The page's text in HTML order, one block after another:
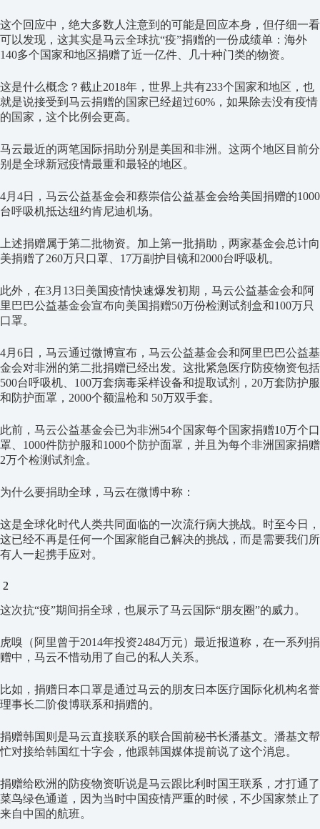
这个回应中，绝大多数人注意到的可能是回应本身，但仔细一看
可以发现，这其实是马云全球抗“疫”捐赠的一份成绩单：海外
140多个国家和地区捐赠了近一亿件、几十种门类的物资。
这是什么概念？截止2018年，世界上共有233个国家和地区，也
就是说接受到马云捐赠的国家已经超过60%，如果除去没有疫情
的国家，这个比例会更高。
马云最近的两笔国际捐助分别是美国和非洲。这两个地区目前分
别是全球新冠疫情最重和最轻的地区。
4月4日，马云公益基金会和蔡崇信公益基金会给美国捐赠的1000
台呼吸机抵达纽约肯尼迪机场。
上述捐赠属于第二批物资。加上第一批捐助，两家基金会总计向
美捐赠了260万只口罩、17万副护目镜和2000台呼吸机。
此外，在3月13日美国疫情快速爆发初期，马云公益基金会和阿
里巴巴公益基金会宣布向美国捐赠50万份检测试剂盒和100万只
口罩。
4月6日，马云通过微博宣布，马云公益基金会和阿里巴巴公益基
金会对非洲的第二批捐赠已经出发。这批紧急医疗防疫物资包括
500台呼吸机、100万套病毒采样设备和提取试剂，20万套防护服
和防护面罩，2000个额温枪和 50万双手套。
此前，马云公益基金会已为非洲54个国家每个国家捐赠10万个口
罩、1000件防护服和1000个防护面罩，并且为每个非洲国家捐赠
2万个检测试剂盒。
为什么要捐助全球，马云在微博中称：
这是全球化时代人类共同面临的一次流行病大挑战。时至今日，
这已经不再是任何一个国家能自己解决的挑战，而是需要我们所
有人一起携手应对。
2
这次抗“疫”期间捐全球，也展示了马云国际“朋友圈”的威力。
虎嗅（阿里曾于2014年投资2484万元）最近报道称，在一系列捐
赠中，马云不惜动用了自己的私人关系。
比如，捐赠日本口罩是通过马云的朋友日本医疗国际化机构名誉
理事长二阶俊博联系和捐赠的。
捐赠韩国则是马云直接联系的联合国前秘书长潘基文。潘基文帮
忙对接给韩国红十字会，他跟韩国媒体提前说了这个消息。
捐赠给欧洲的防疫物资听说是马云跟比利时国王联系，才打通了
菜鸟绿色通道，因为当时中国疫情严重的时候，不少国家禁止了
来自中国的航班。